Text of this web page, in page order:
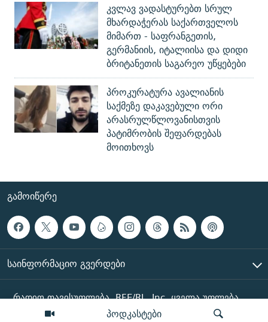
პოდკასტები
კვლავ ვადასტურებთ სრულ
მხარდაჭერას საქართველოს
მიმართ - საფრანგეთის,
გერმანიის, იტალიისა და დიდი
ბრიტანეთის საგარეო უწყებები
პროკურატურა ავალიანის
საქმეზე დაკავებული ორი
არასრულწლოვანისთვის
პატიმრობის შეფარდებას
მოითხოვს
ᲒᲐᲛᲝᲘᲬᲔᲠᲔ
ᲡᲐᲘᲜᲤᲝᲠᲛᲐᲪᲘᲝ ᲒᲕᲔᲠᲓᲔᲑᲘ
რადიო თავისუფლება, RFE/RL, Inc. ყველა უფლება
დაცულია